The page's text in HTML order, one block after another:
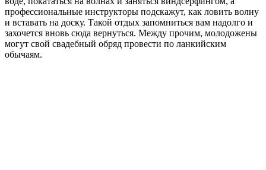
профессиональные инструкторы подскажут, как ловить волну
и вставать на доску. Такой отдых запомниться вам надолго и
захочется вновь сюда вернуться. Между прочим, молодожены
могут свой свадебный обряд провести по ланкийским
обычаям.